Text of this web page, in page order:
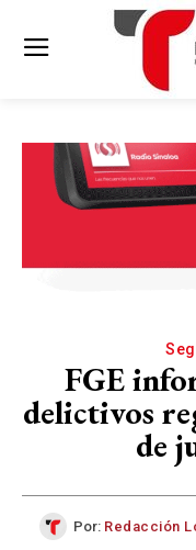
FGE
delictivos
de
Por: Redacción